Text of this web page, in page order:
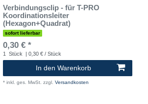
Verbindungsclip - für T-PRO
Koordinationsleiter
(Hexagon+Quadrat)
sofort lieferbar
0,30 € *
1 Stück | 0,30 € / Stück
In den Warenkorb
* inkl. ges. MwSt. zzgl. Versandkosten